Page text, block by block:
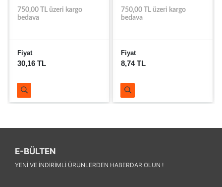
750,00 TL üzeri kargo
bedava
Fiyat
30,16 TL
750,00 TL üzeri kargo
bedava
Fiyat
8,74 TL
E-BÜLTEN
YENI VE INDIRIMLI ÜRÜNLERDEN HABERDAR OLUN !